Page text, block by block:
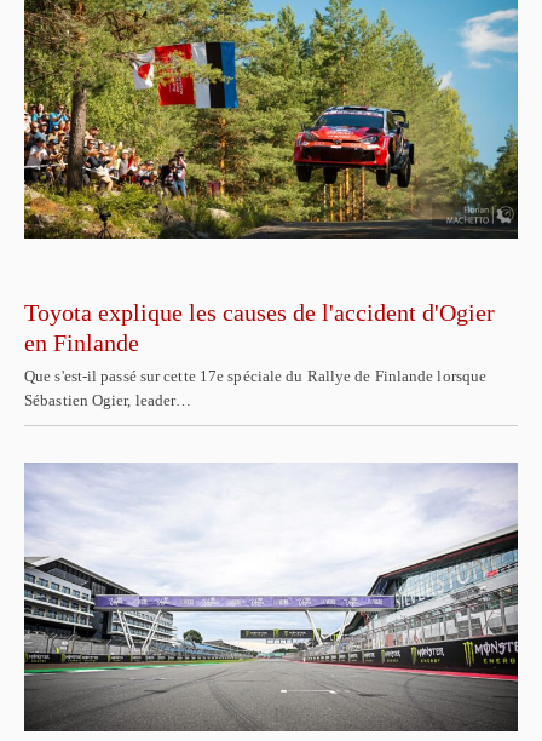
Toyota explique les causes de l'accident d'Ogier
en Finlande
Que s'est-il passé sur cette 17e spéciale du Rallye de Finlande lorsque
Sébastien Ogier, leader…